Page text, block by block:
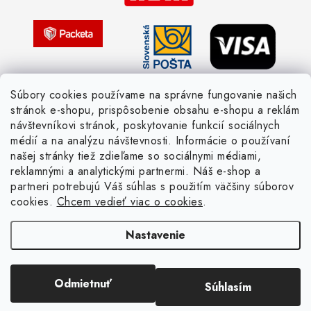
Súbory cookies používame na správne fungovanie našich
stránok e-shopu, prispôsobenie obsahu e-shopu a reklám
návštevníkovi stránok, poskytovanie funkcií sociálnych
médií a na analýzu návštevnosti. Informácie o používaní
našej stránky tiež zdieľame so sociálnymi médiami,
reklamnými a analytickými partnermi. Náš e-shop a
partneri potrebujú Váš súhlas s použitím väčšiny súborov
cookies. Chcem vedieť viac o cookies.
Nastavenie
Odmietnuť Súhlasím
Pletený slovník česky-anglicky
Vytvoril Shoptet
Žienka domáca. Všetky práva vyhradené.
cookies